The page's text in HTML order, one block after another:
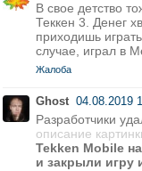
В свое детство
Теккен 3. Денег
приходишь
случае, играл в
Жалоба
Ghost 04.08.2019
Разработчики
описание
Tekken Mobile
и закрыли игру